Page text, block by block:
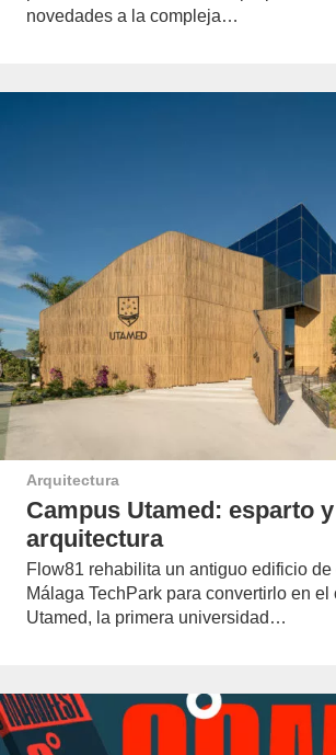
novedades a la compleja…
Arquitectura
Campus Utamed: esparto y
arquitectura
Flow81 rehabilita un antiguo edificio de
Málaga TechPark para convertirlo en el
Utamed, la primera universidad…